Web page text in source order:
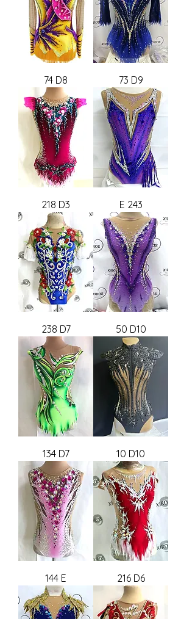
74 D8 73 D9
218 D3 E 243
238 D7 50 D10
134 D7 10 D10
144 E 216 D6